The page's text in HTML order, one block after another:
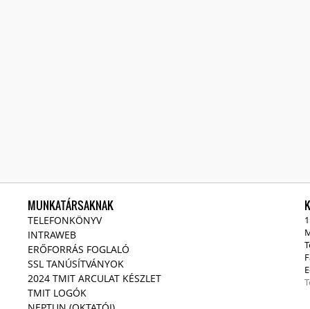
MUNKATÁRSAKNAK
TELEFONKÖNYV
INTRAWEB
ERŐFORRÁS FOGLALÓ
SSL TANÚSÍTVÁNYOK
2024 TMIT ARCULAT KÉSZLET
TMIT LOGÓK